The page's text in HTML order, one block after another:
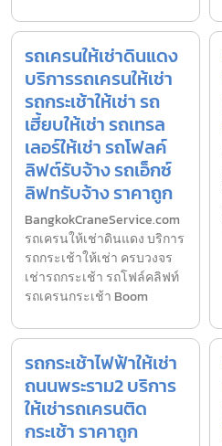
รถเครนให้เช่าดินแดง
บริการรถเครนให้เช่า
รถกระเช้าให้เช่า รถ
เฮี้ยบให้เช่า รถเทรล
เลอร์ให้เช่า รถโฟลค์
ลิฟต์รับจ้าง รถเอ็กซ์
ลิฟทรับจ้าง ราคาถูก
BangkokCraneService.com
รถเครนให้เช่าดินแดง บริการ
รถกระเช้าให้เช่า ครบวงจร
เช่ารถกระเช้า รถโฟล์คลิฟท์
รถเครนกระเช้า Boom
รถกระเช้าไฟฟ้าให้เช่า
ถนนพระราม2 บริการ
ให้เช่ารถเครนติด
กระเช้า ราคาถูก